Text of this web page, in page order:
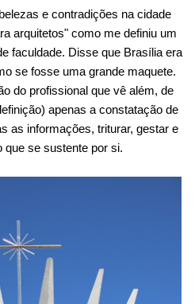
e contradições na cidade
arquitetos" como me definiu um
faculdade. Disse que Brasília era
se fosse uma grande maquete.
do profissional que vê além, de
apenas a constatação de
as informações, triturar, gestar e
que se sustente por si.